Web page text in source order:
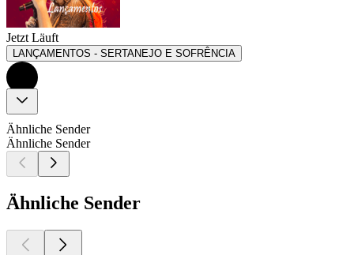
Jetzt Läuft
LANÇAMENTOS - SERTANEJO E SOFRÊNCIA
Ähnliche Sender
Ähnliche Sender
Ähnliche Sender